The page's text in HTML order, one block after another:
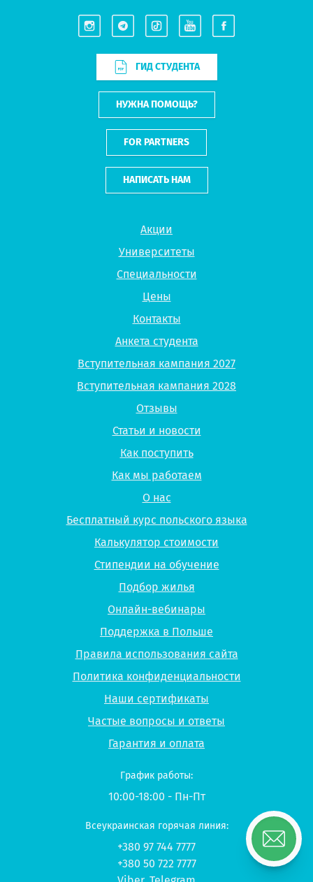
Акции
Университеты
Специальности
Цены
Контакты
Анкета студента
Вступительная кампания 2027
Вступительная кампания 2028
Отзывы
Статьи и новости
Как поступить
Как мы работаем
О нас
Бесплатный курс польского языка
Калькулятор стоимости
Стипендии на обучение
Подбор жилья
Онлайн-вебинары
Поддержка в Польше
Правила использования сайта
Политика конфиденциальности
Наши сертификаты
Частые вопросы и ответы
Гарантия и оплата
ГИД СТУДЕНТА
НУЖНА ПОМОЩЬ?
FOR PARTNERS
НАПИСАТЬ НАМ
График работы:
10:00-18:00 - Пн-Пт
Всеукраинская горячая линия:
+380 97 744 7777
+380 50 722 7777